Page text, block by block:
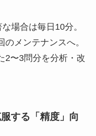
場合は毎日10分。
メンテナンスへ。
2〜3問分を分析・改
する「精度」向